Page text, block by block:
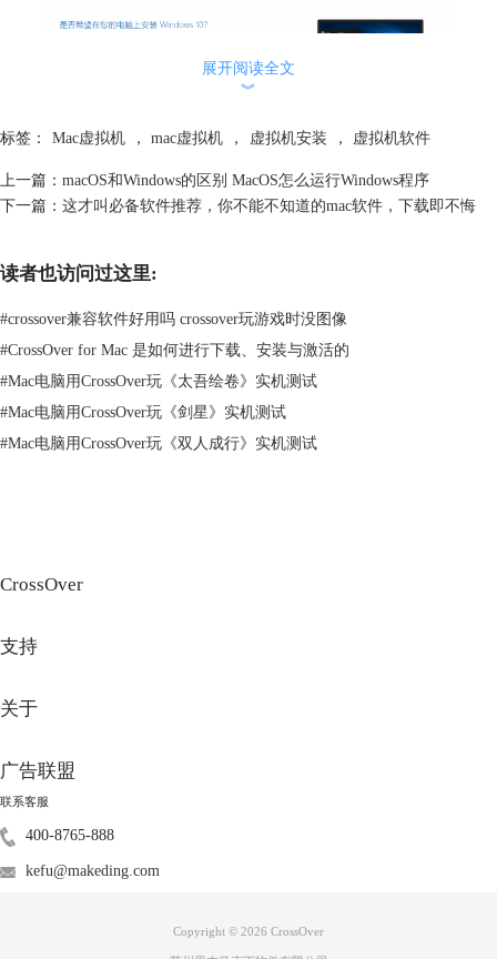
图2：获取镜像文件
第三步，创建虚拟机
打开选择的虚拟机软件，按照指示创建一个新的虚拟机。在创建虚拟机过
程中，我们需要选择虚拟机的配置，包括内存、处理器核心数和硬盘空间
第四步，安装Windows操作系统
展开阅读全文
︾
标签： Mac虚拟机 ， mac虚拟机 ， 虚拟机安装 ， 虚拟机软件
上一篇： macOS和Windows的区别 MacOS怎么运行Windows程序
下一篇： 这才叫必备软件推荐，你不能不知道的mac软件，下载即不悔
读者也访问过这里:
#crossover兼容软件好用吗 crossover玩游戏时没图像
#CrossOver for Mac 是如何进行下载、安装与激活的
#Mac电脑用CrossOver玩《太吾绘卷》实机测试
#Mac电脑用CrossOver玩《剑星》实机测试
#Mac电脑用CrossOver玩《双人成行》实机测试
CrossOver
支持
关于
广告联盟
联系客服
400-8765-888
kefu@makeding.com
Copyright © 2026 CrossOver